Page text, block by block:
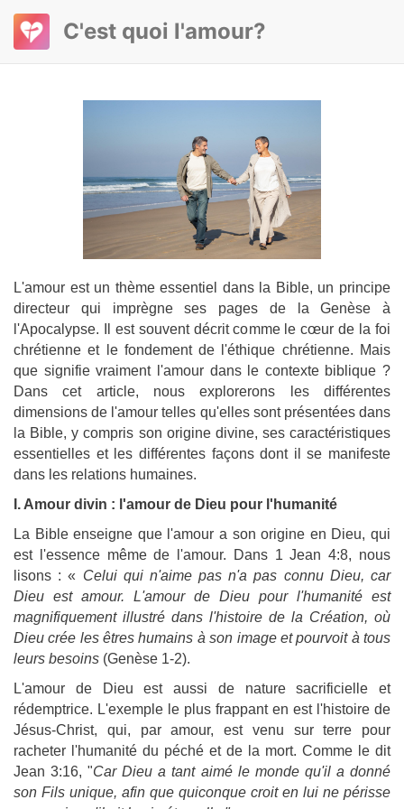
C'est quoi l'amour?
L'amour est un thème essentiel dans la Bible, un principe
directeur qui imprègne ses pages de la Genèse à
l'Apocalypse. Il est souvent décrit comme le cœur de la foi
chrétienne et le fondement de l'éthique chrétienne. Mais
que signifie vraiment l'amour dans le contexte biblique ?
Dans cet article, nous explorerons les différentes
dimensions de l'amour telles qu'elles sont présentées dans
la Bible, y compris son origine divine, ses caractéristiques
essentielles et les différentes façons dont il se manifeste
dans les relations humaines.
I. Amour divin : l'amour de Dieu pour l'humanité
La Bible enseigne que l'amour a son origine en Dieu, qui
est l'essence même de l'amour. Dans 1 Jean 4:8, nous
lisons : « Celui qui n'aime pas n'a pas connu Dieu, car
Dieu est amour. L'amour de Dieu pour l'humanité est
magnifiquement illustré dans l'histoire de la Création, où
Dieu crée les êtres humains à son image et pourvoit à tous
leurs besoins (Genèse 1-2).
L'amour de Dieu est aussi de nature sacrificielle et
rédemptrice. L'exemple le plus frappant en est l'histoire de
Jésus-Christ, qui, par amour, est venu sur terre pour
racheter l'humanité du péché et de la mort. Comme le dit
Jean 3:16, "Car Dieu a tant aimé le monde qu'il a donné
son Fils unique, afin que quiconque croit en lui ne périsse